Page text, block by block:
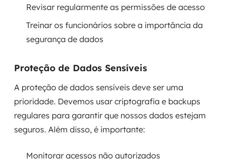
Revisar regularmente as permissões de acesso
Treinar os funcionários sobre a importância da
segurança de dados
Proteção de Dados Sensíveis
A proteção de dados sensíveis deve ser uma
prioridade. Devemos usar criptografia e backups
regulares para garantir que nossos dados estejam
seguros. Além disso, é importante:
Monitorar acessos não autorizados